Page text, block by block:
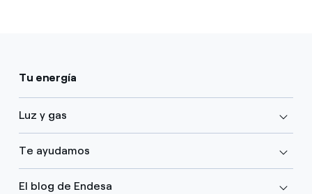
Tu energía
Luz y gas
Te ayudamos
El blog de Endesa